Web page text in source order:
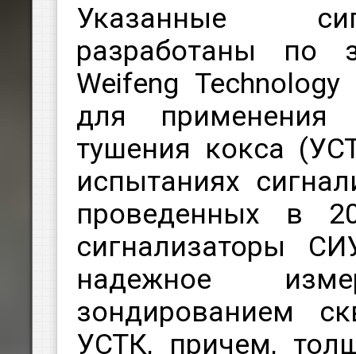
Указанные
разработаны по
Weifeng
для применения
тушения кокса
испытаниях
проведенных в
сигнализаторы
надежное
зондированием
УСТК, причем,